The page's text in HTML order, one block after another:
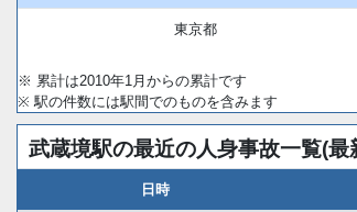
東京都
※ 累計は2010年1月からの累計です
※ 駅の件数には駅間でのものを含みます
武蔵境駅の最近の人身事故一覧(最
日時